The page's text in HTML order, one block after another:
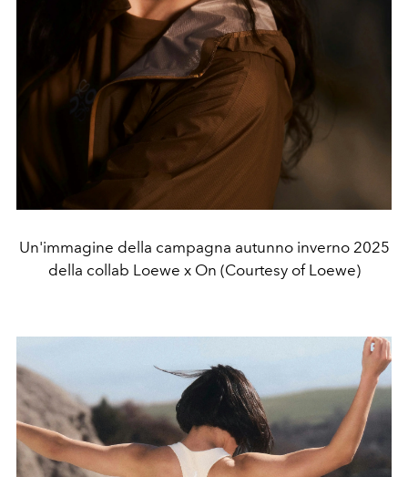
Un'immagine della campagna autunno inverno 2025
della collab Loewe x On (Courtesy of Loewe)